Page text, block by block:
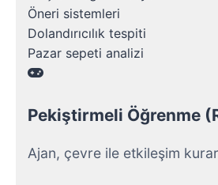
Öneri sistemleri
Dolandırıcılık tespiti
Pazar sepeti analizi
Pekiştirmeli Öğrenme
Ajan, çevre ile etkileşim